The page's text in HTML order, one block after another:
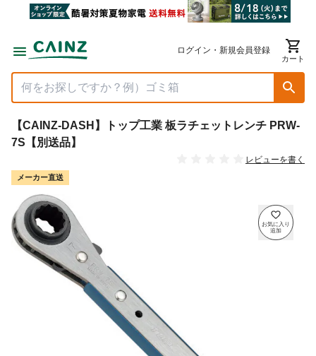
ログイン・新規会員登録
カート
【CAINZ-DASH】トップ工業 板ラチェットレンチ PRW-
7S【別送品】
レビューを書く
メーカー直送